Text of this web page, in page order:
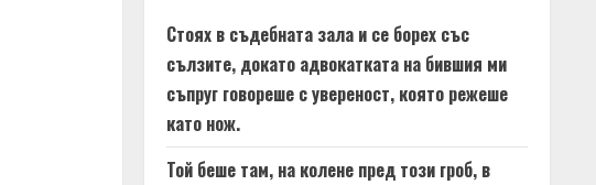
Стоях в съдебната зала и се борех със
сълзите, докато адвокатката на бившия ми
съпруг говореше с увереност, която режеше
като нож.
Той беше там, на колене пред този гроб, в